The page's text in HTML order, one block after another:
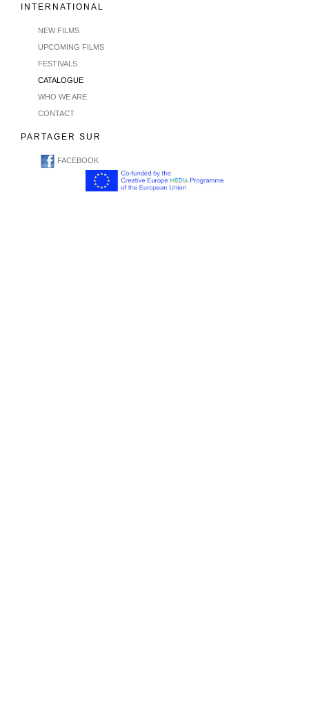
INTERNATIONAL
NEW FILMS
UPCOMING FILMS
FESTIVALS
CATALOGUE
WHO WE ARE
CONTACT
PARTAGER SUR
FACEBOOK